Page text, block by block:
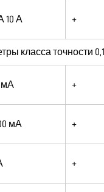
10 А +
класса точности 0,1
мА +
мА +
+